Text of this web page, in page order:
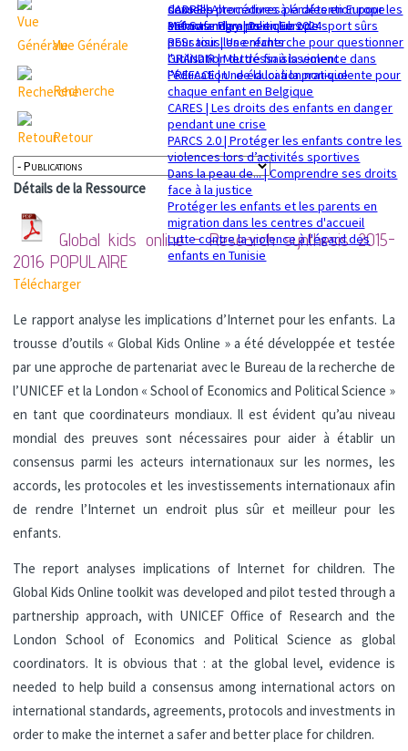
sexuelle
Mémorandum politique 2024
dans les procédures pénales en Europe
360 Safe Play | Des clubs de sport sûrs
pour tous les enfants
GRANDIR | Mettre fin à la violence dans
l’éducation : de la loi à la pratique
CADRE | Alternatives à la détention pour les
enfants migrants en Europe
RESsaisir | Une recherche pour questionner
l'utilisation du déssaisissement
PREFACE | Une éducation non-violente pour
chaque enfant en Belgique
CARES | Les droits des enfants en danger
pendant une crise
PARCS 2.0 | Protéger les enfants contre les
violences lors d’activités sportives
Dans la peau de... | Comprendre ses droits
face à la justice
Protéger les enfants et les parents en
migration dans les centres d'accueil
Lutte contre la violence à l'égard des
enfants en Tunisie
Vue Générale
Recherche
Retour
Détails de la Ressource
Global kids online - Research synthesis 2015-
2016POPULAIRE
Télécharger
Le rapport analyse les implications d’Internet pour les enfants. La
trousse d’outils « Global Kids Online » a été développée et testée
par une approche de partenariat avec le Bureau de la recherche de
l’UNICEF et la London « School of Economics and Political Science »
en tant que coordinateurs mondiaux. Il est évident qu’au niveau
mondial des preuves sont nécessaires pour aider à établir un
consensus parmi les acteurs internationaux sur les normes, les
accords, les protocoles et les investissements internationaux afin
de rendre l’Internet un endroit plus sûr et meilleur pour les
enfants.
The report analyses implications of Internet for children. The
Global Kids Online toolkit was developed and pilot tested through a
partnership approach, with UNICEF Office of Research and the
London School of Economics and Political Science as global
coordinators. It is obvious that : at the global level, evidence is
needed to help build a consensus among international actors on
international standards, agreements, protocols and investments in
order to make the internet a safer and better place for children.